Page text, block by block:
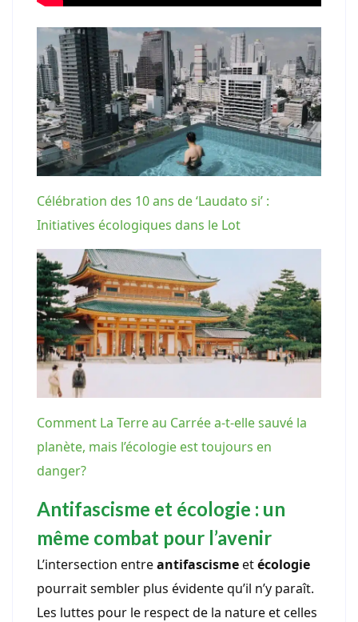
Célébration des 10 ans de ‘Laudato si’ :
Initiatives écologiques dans le Lot
Comment La Terre au Carrée a-t-elle sauvé la
planète, mais l’écologie est toujours en
danger?
Antifascisme et écologie : un
même combat pour l’avenir
L’intersection entreantifascismeetécologie
pourrait sembler plus évidente qu’il n’y paraît.
Les luttes pour le respect de la nature et celles